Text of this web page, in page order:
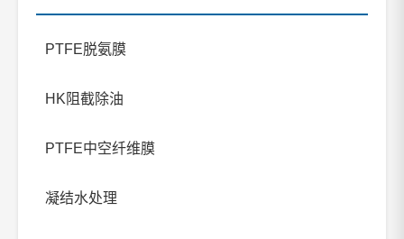
PTFE脱氨膜
HK阻截除油
PTFE中空纤维膜
凝结水处理